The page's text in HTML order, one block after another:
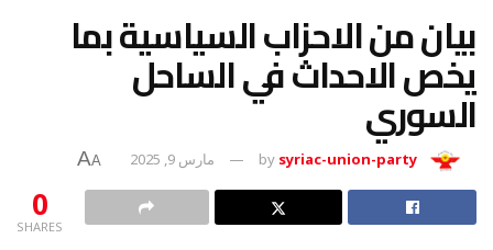
بيان من الاحزاب السياسية بما
يخص الاحداث في الساحل
السوري
by syriac-union-party مارس 9, 2025 A
A
0
SHARES